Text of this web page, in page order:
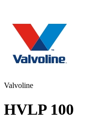
Valvoline
HVLP 100